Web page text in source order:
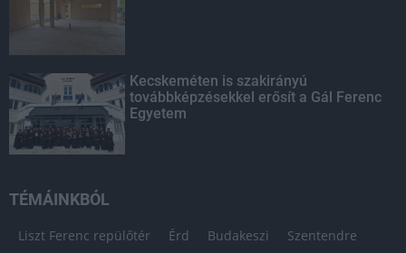
Kecskeméten is szakirányú
továbbképzésekkel erősít a Gál Ferenc
Egyetem
TÉMÁINKBÓL
Liszt Ferenc repülőtér Érd Budakeszi Szentendre